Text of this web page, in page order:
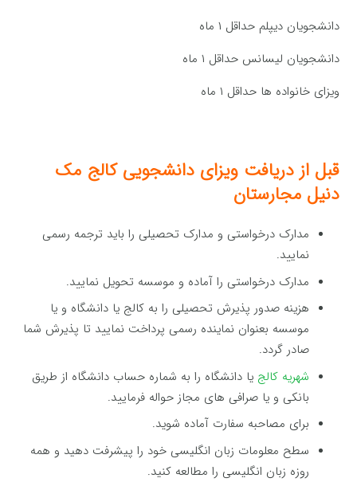
دانشجویان دیپلم حداقل ۱ ماه
دانشجویان لیسانس حداقل ۱ ماه
ویزای خانواده ها حداقل ۱ ماه
قبل از دریافت ویزایدانشجوییکالج مک
دنیل مجارستان
مدارک درخواستی و مدارک تحصیلی را باید ترجمه رسمی
نمایید.
مدارک درخواستی را آماده و موسسه تحویل نمایید.
هزینه صدور پذیرش تحصیلی را به کالج یا دانشگاه و یا
موسسه بعنوان نماینده رسمی پرداخت نمایید تا پذیرش شما
صادر گردد.
شهریه کالج یا دانشگاه را به شماره حساب دانشگاه از طریق
بانکی و یا صرافی های مجاز حواله فرمایید.
برای مصاحبه سفارت آماده شوید.
سطح معلومات زبان انگلیسی خود را پیشرفت دهید و همه
روزه زبان انگلیسی را مطالعه کنید.